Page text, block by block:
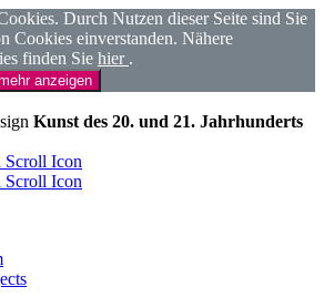
Durch Nutzen dieser Seite sind Sie
Cookies einverstanden. Nähere
finden Sie hier .
anzeigen
Kunst des 20. und 21. Jahrhunderts